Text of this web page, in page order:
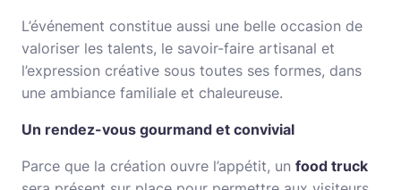
L’événement constitue aussi une belle occasion de
valoriser les talents, le savoir-faire artisanal et
l’expression créative sous toutes ses formes, dans
une ambiance familiale et chaleureuse.
Un rendez-vous gourmand et convivial
Parce que la création ouvre l’appétit, un food truck